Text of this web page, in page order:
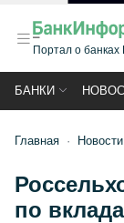
Портал о банках
БАНКИ
Главная Новости
по